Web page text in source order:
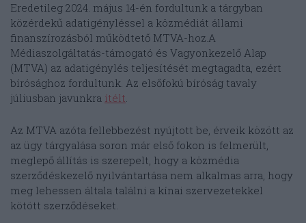
Eredetileg 2024. május 14-én fordultunk a tárgyban
közérdekű adatigényléssel a közmédiát állami
finanszírozásból működtető MTVA-hoz.A
Médiaszolgáltatás-támogató és Vagyonkezelő Alap
(MTVA) az adatigénylés teljesítését megtagadta, ezért
bírósághoz fordultunk. Az elsőfokú bíróság tavaly
júliusban javunkra ítélt.
Az MTVA azóta fellebbezést nyújtott be, érveik között az
az ügy tárgyalása soron már első fokon is felmerült,
meglepő állítás is szerepelt, hogy a közmédia
szerződéskezelő nyilvántartása nem alkalmas arra, hogy
meg lehessen általa találni a kínai szervezetekkel
kötött szerződéseket.